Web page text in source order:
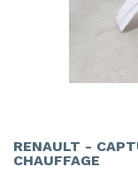
RENAULT -
CHAUFFAGE